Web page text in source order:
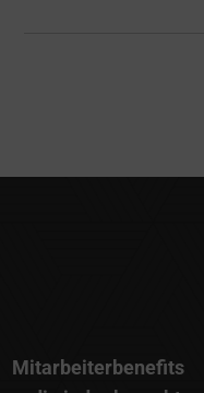
die jeden Tag wirken